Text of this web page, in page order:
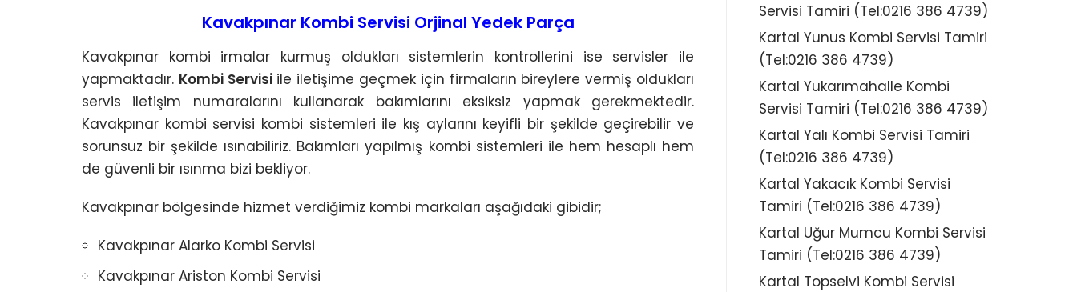
Kavakpınar Kombi Servisi Orjinal Yedek Parça
Kavakpınar kombi irmalar kurmuş oldukları sistemlerin kontrollerini ise servisler ile
yapmaktadır. Kombi Servisiile iletişime geçmek için firmaların bireylere vermiş oldukları
servis iletişim numaralarını kullanarak bakımlarını eksiksiz yapmak gerekmektedir.
Kavakpınar kombi servisi kombi sistemleri ile kış aylarını keyifli bir şekilde geçirebilir ve
sorunsuz bir şekilde ısınabiliriz. Bakımları yapılmış kombi sistemleri ile hem hesaplı hem
de güvenli bir ısınma bizi bekliyor.
Kavakpınar bölgesinde hizmet verdiğimiz kombi markaları aşağıdaki gibidir;
Kavakpınar Alarko Kombi Servisi
Kavakpınar Ariston Kombi Servisi
Servisi Tamiri (Tel:0216 386 4739)
Kartal Yunus Kombi Servisi Tamiri
(Tel:0216 386 4739)
Kartal Yukarımahalle Kombi
Servisi Tamiri (Tel:0216 386 4739)
Kartal Yalı Kombi Servisi Tamiri
(Tel:0216 386 4739)
Kartal Yakacık Kombi Servisi
Tamiri (Tel:0216 386 4739)
Kartal Uğur Mumcu Kombi Servisi
Tamiri (Tel:0216 386 4739)
Kartal Topselvi Kombi Servisi